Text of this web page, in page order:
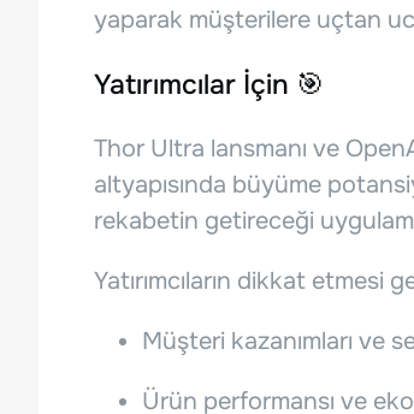
yaparak müşterilere uçtan
Yatırımcılar İçin 🎯
Thor Ultra lansmanı ve
altyapısında büyüme
rekabetin getireceği
Yatırımcıların dikkat etmesi
Müşteri kazanımları ve
Ürün performansı ve